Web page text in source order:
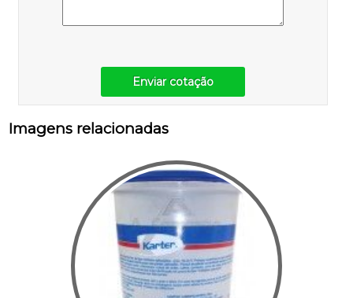
Enviar cotação
Imagens relacionadas